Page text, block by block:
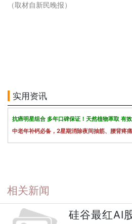
（取材自新民晚报）
实用资讯
抗癌明星组合 多年口碑保证！天然植物萃取 有
中老年补钙必备，2星期消除夜间抽筋、腰背疼
相关新闻
硅谷最红AI